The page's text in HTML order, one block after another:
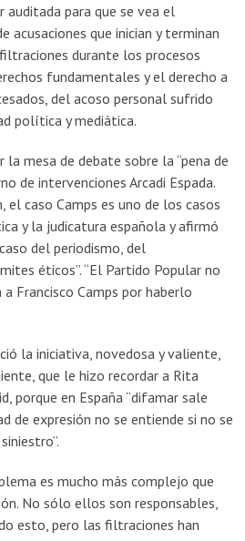
auditada para que se vea el
acusaciones que inician y terminan
durante los procesos
fundamentales y el derecho a
del acoso personal sufrido
política y mediática.
mesa de debate sobre la “pena de
de intervenciones Arcadi Espada.
el caso Camps es uno de los casos
y la judicatura española y afirmó
del periodismo, del
éticos”. “El Partido Popular no
Francisco Camps por haberlo
la iniciativa, novedosa y valiente,
que le hizo recordar a Rita
porque en España “difamar sale
de expresión no se entiende si no se
es mucho más complejo que
No sólo ellos son responsables,
esto, pero las filtraciones han